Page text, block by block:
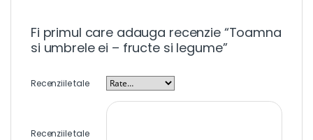
Fi primul care adauga recenzie “Toamna
si umbrele ei – fructe si legume”
Recenziile tale
Recenziile tale